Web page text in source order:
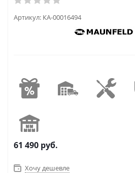
Артикул: КА-00016494
61 490 руб.
Хочу дешевле